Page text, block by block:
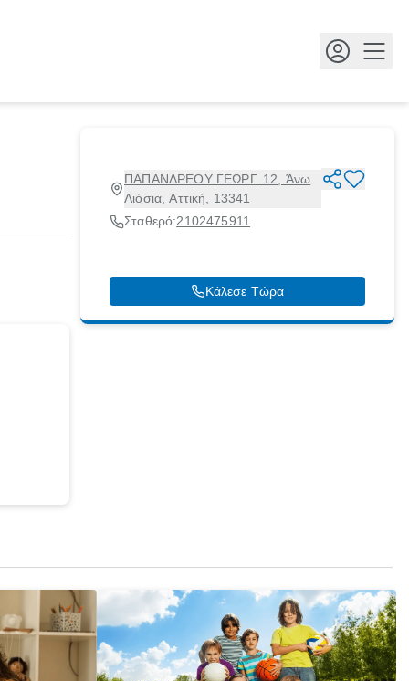
ΠΑΠΑΝΔΡΕΟΥ ΓΕΩΡΓ. 12, Άνω
Λιόσια, Αττική, 13341
Σταθερό:2102475911
Κάλεσε Τώρα